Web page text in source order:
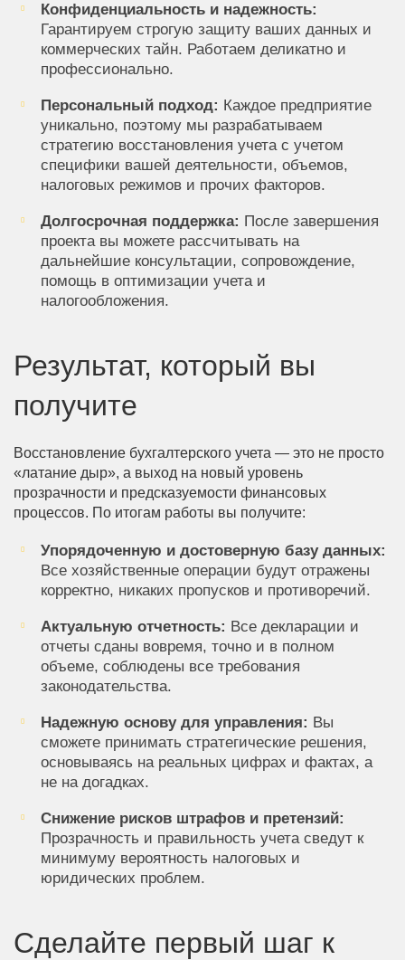
Конфиденциальность и надежность:
Гарантируем строгую защиту ваших данных и
коммерческих тайн. Работаем деликатно и
профессионально.
Персональный подход: Каждое предприятие
уникально, поэтому мы разрабатываем
стратегию восстановления учета с учетом
специфики вашей деятельности, объемов,
налоговых режимов и прочих факторов.
Долгосрочная поддержка: После завершения
проекта вы можете рассчитывать на
дальнейшие консультации, сопровождение,
помощь в оптимизации учета и
налогообложения.
Результат, который вы
получите
Восстановление бухгалтерского учета — это не просто
«латание дыр», а выход на новый уровень
прозрачности и предсказуемости финансовых
процессов. По итогам работы вы получите:
Упорядоченную и достоверную базу данных:
Все хозяйственные операции будут отражены
корректно, никаких пропусков и противоречий.
Актуальную отчетность: Все декларации и
отчеты сданы вовремя, точно и в полном
объеме, соблюдены все требования
законодательства.
Надежную основу для управления: Вы
сможете принимать стратегические решения,
основываясь на реальных цифрах и фактах, а
не на догадках.
Снижение рисков штрафов и претензий:
Прозрачность и правильность учета сведут к
минимуму вероятность налоговых и
юридических проблем.
Сделайте первый шаг к